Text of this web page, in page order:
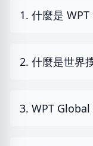
1. 什麼是 WPT
2. 什麼是世界
3. WPT Global